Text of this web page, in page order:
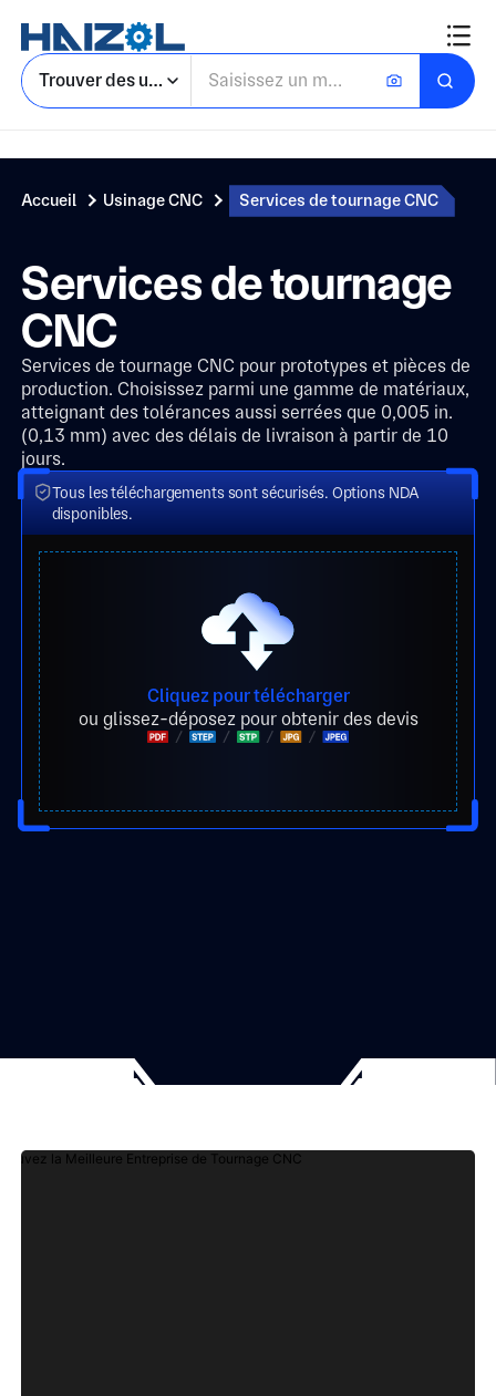
Trouver des usines
Accueil Usinage CNC Services de tournage CNC
Services de tournage
CNC
Services de tournage CNC pour prototypes et pièces de
production. Choisissez parmi une gamme de matériaux,
atteignant des tolérances aussi serrées que 0,005 in.
(0,13 mm) avec des délais de livraison à partir de 10
jours.
Tous les téléchargements sont sécurisés. Options NDA
disponibles.
Cliquez pour télécharger
ou glissez-déposez pour obtenir des devis